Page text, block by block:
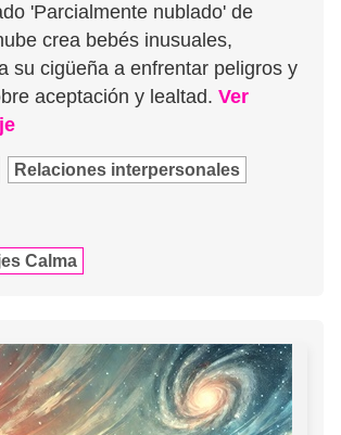
'Parcialmente nublado' de
crea bebés inusuales,
su cigüeña a enfrentar peligros y
aceptación y lealtad.Ver
Relaciones interpersonales
Calma